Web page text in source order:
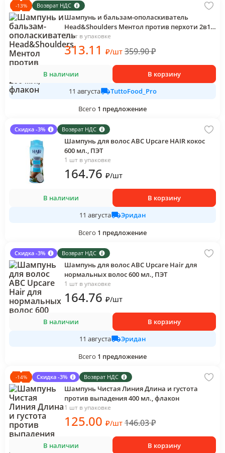
-13% Возврат НДС
Шампунь и бальзам-ополаскиватель
Head&Shoulders Ментол против перхоти 2в1
200 мл., флакон
3 шт в упаковке
313.11 ₽/шт 359.90₽
В наличии
В корзину
11 августа
TuttoFood_Pro
Всего 1 предложение
Скидка -3% Возврат НДС
Шампунь для волос АВС Upcare HAIR кокос
600 мл., ПЭТ
1 шт в упаковке
164.76 ₽/шт
В наличии
В корзину
11 августа
Эридан
Всего 1 предложение
Скидка -3% Возврат НДС
Шампунь для волос АВС Upcare Hair для
нормальных волос 600 мл., ПЭТ
1 шт в упаковке
164.76 ₽/шт
В наличии
В корзину
11 августа
Эридан
Всего 1 предложение
-14% Скидка -3% Возврат НДС
Шампунь Чистая Линия Длина и густота
против выпадения 400 мл., флакон
1 шт в упаковке
125.00 ₽/шт 146.03₽
В наличии В корзину